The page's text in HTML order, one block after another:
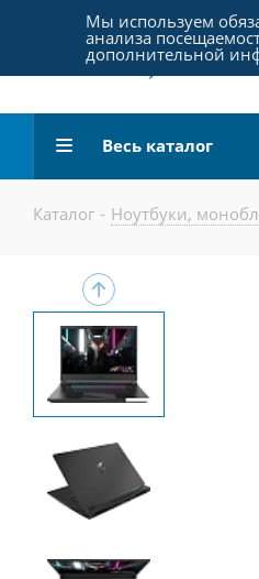
Весь каталог
Каталог - Ноутбуки,
Мы используем
анализа
дополнительной